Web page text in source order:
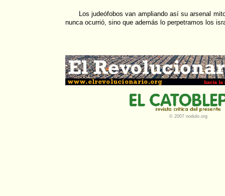
Los judeófobos van ampliando así su arsenal
nunca ocurrió, sino que además lo perpetramos los
© 2007 nodulo.org